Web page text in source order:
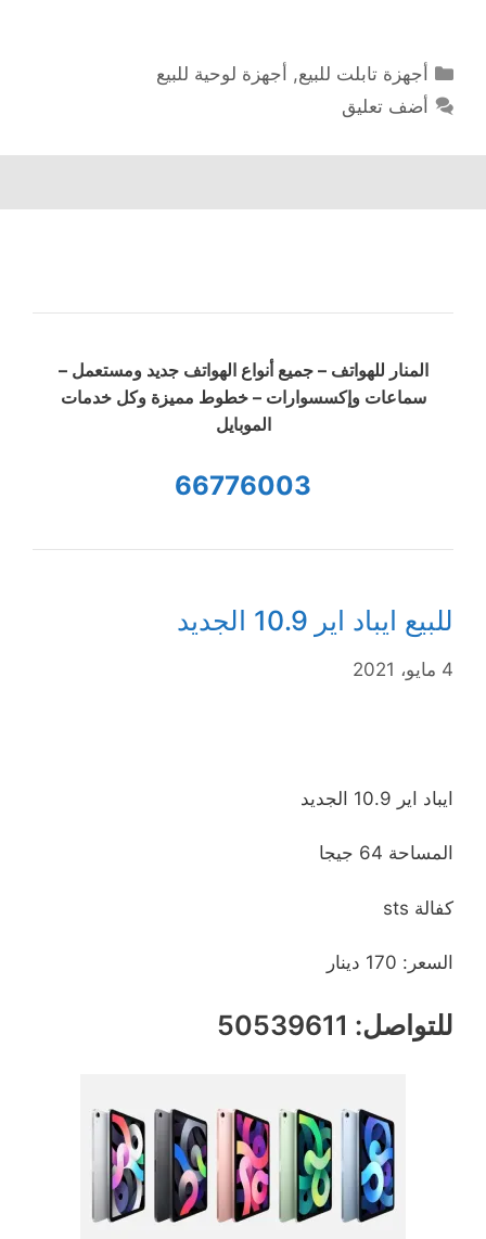
التصنيفات
أجهزة تابلت للبيع, أجهزة لوحية للبيع
أضف تعليق
المنار للهواتف – جميع أنواع الهواتف جديد ومستعمل –
سماعات وإكسسوارات – خطوط مميزة وكل خدمات
الموبايل
66776003
للبيع ايباد اير 10.9 الجديد
4 مايو، 2021
ايباد اير 10.9 الجديد
المساحة 64 جيجا
كفالة sts
السعر: 170 دينار
للتواصل: 50539611